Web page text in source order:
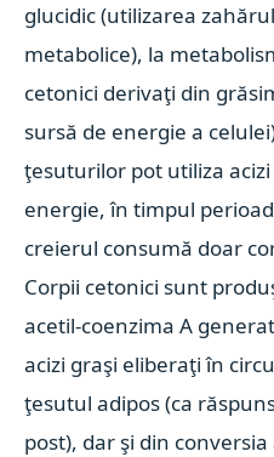
glucidic (utilizarea
metabolice), la
cetonici derivaţi din
sursă de energie a
ţesuturilor pot utiliza acizi
energie, în timpul
creierul consumă doar
Corpii cetonici sunt
acetil-coenzima A
acizi graşi eliberaţi în
ţesutul adipos (ca
post), dar şi din